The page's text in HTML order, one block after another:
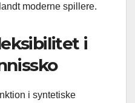
moderne spillere.
i
i syntetiske